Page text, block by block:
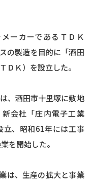
ーカーであるＴＤＫ
の製造を目的に「酒田
ＤＫ）を設立した。
、酒田市十里塚に敷地
会杜「庄内電子工業
立、昭和61年には工事
を開始した。
は、生産の拡大と事業